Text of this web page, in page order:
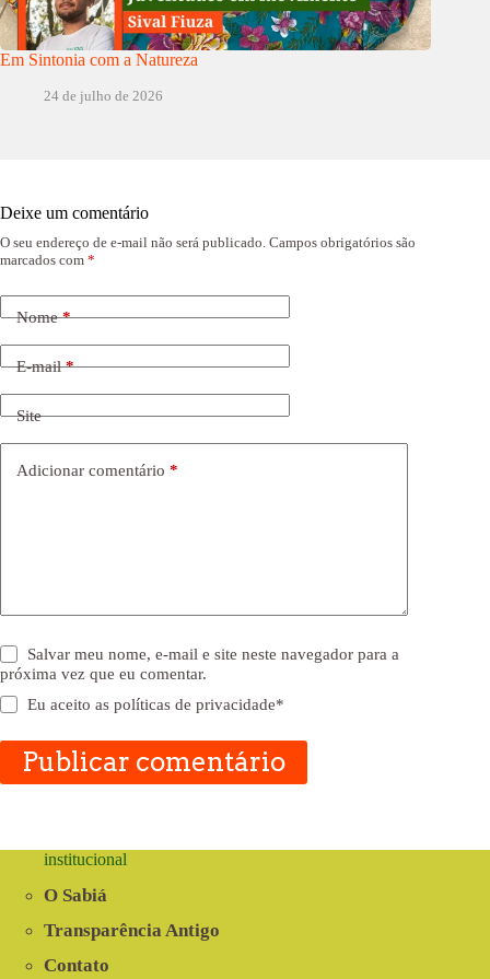
Em Sintonia com a Natureza
24 de julho de 2026
Deixe um comentário
O seu endereço de e-mail não será publicado. Campos obrigatórios são
marcados com *
Nome*
E-mail*
Site
Adicionar comentário *
Salvar meu nome, e-mail e site neste navegador para a
próxima vez que eu comentar.
Eu aceito aspolíticas de privacidade*
Publicar comentário
institucional
O Sabiá
Transparência Antigo
Contato